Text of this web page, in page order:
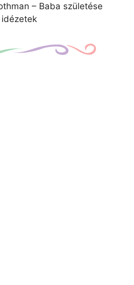
– Baba születése
idézetek